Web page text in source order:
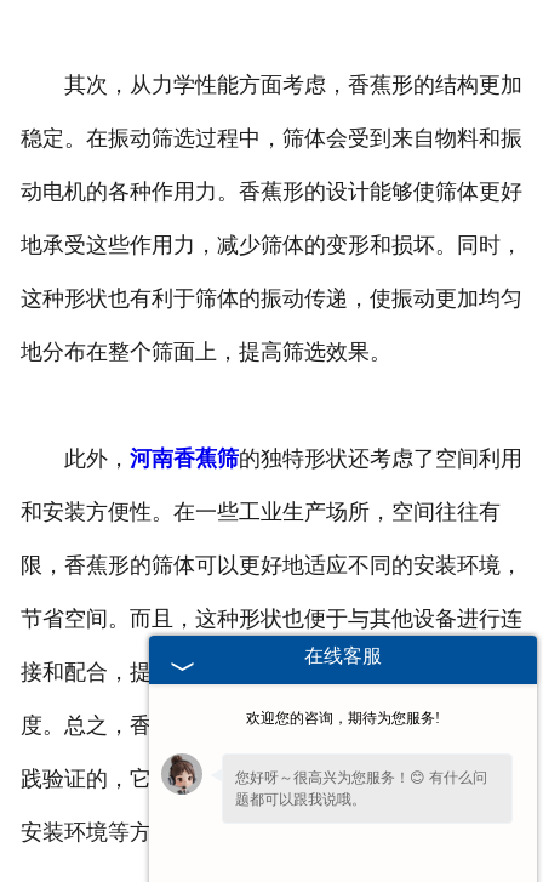
其次，从力学性能方面考虑，香蕉形的结构更加
稳定。在振动筛选过程中，筛体会受到来自物料和振
动电机的各种作用力。香蕉形的设计能够使筛体更好
地承受这些作用力，减少筛体的变形和损坏。同时，
这种形状也有利于筛体的振动传递，使振动更加均匀
地分布在整个筛面上，提高筛选效果。
此外， 河南香蕉筛的独特形状还考虑了空间利用
和安装方便性。在一些工业生产场所，空间往往有
限，香蕉形的筛体可以更好地适应不同的安装环境，
节省空间。而且，这种形状也便于与其他设备进行连
接和配合，提高整个生产系统的集成度和自动化程
度。总之，香蕉筛的独特香蕉形是经过精心设计和实
践验证的，它在提高筛选效率、保证力学性能和适应
安装环境等方面都具有显著的优势。
在线客服
欢迎您的咨询，期待为您服务!
您好呀～很高兴为您服务！😊 有什么问
题都可以跟我说哦。